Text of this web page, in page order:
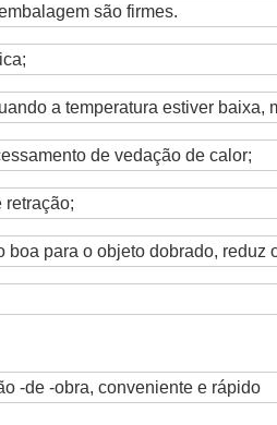
são firmes.
a temperatura estiver baixa,
de vedação de calor;
retração;
para o objeto dobrado,
-de -obra, conveniente e rápido